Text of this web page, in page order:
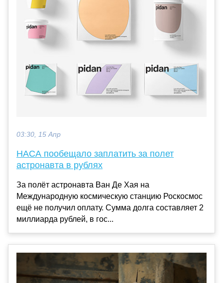
03:30, 15 Апр
НАСА пообещало заплатить за полет
астронавта в рублях
За полёт астронавта Ван Де Хая на
Международную космическую станцию Роскосмос
ещё не получил оплату. Сумма долга составляет 2
миллиарда рублей, в гос...